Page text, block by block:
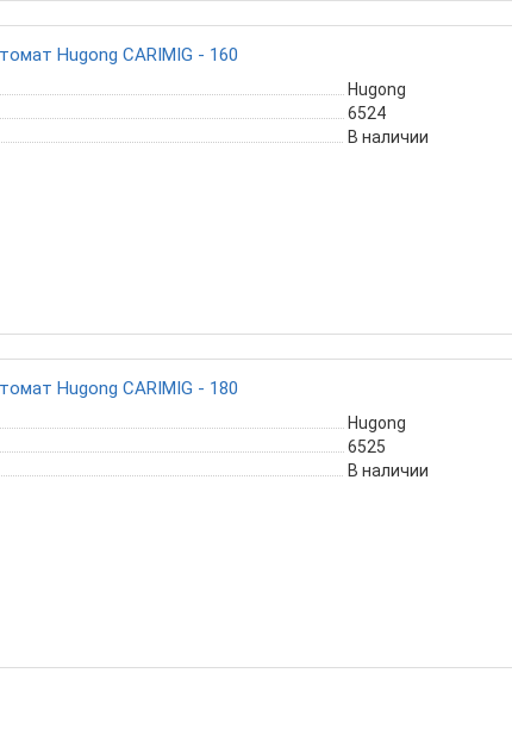
Hugong CARIMIG - 160
Hugong
6524
В наличии
Hugong CARIMIG - 180
Hugong
6525
В наличии